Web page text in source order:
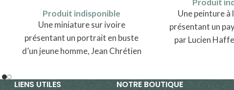
Produit indisponible
Une miniature sur ivoire
présentant un portrait en buste
d’un jeune homme, Jean Chrétien
Une peinture à
présentant un
par Lucien
LIENS UTILES NOTRE BOUTIQUE